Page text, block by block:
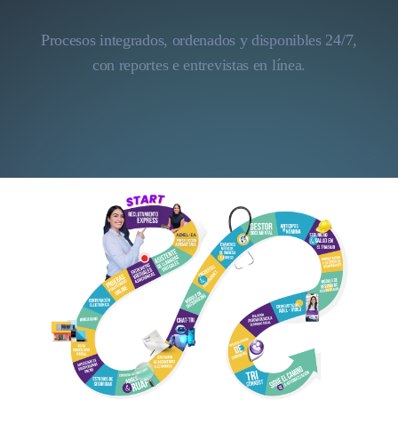
Procesos integrados, ordenados y disponibles 24/7,
con reportes e entrevistas en línea.